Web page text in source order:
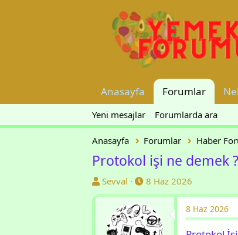
Anasayfa Forumlar
Yeni mesajlar Forumlarda ara
Anasayfa Forumlar Haber
Protokol işi ne demek ?
K
o
Sevval
B
a
ş
l
8 Haz 2026
8 Haz 2026